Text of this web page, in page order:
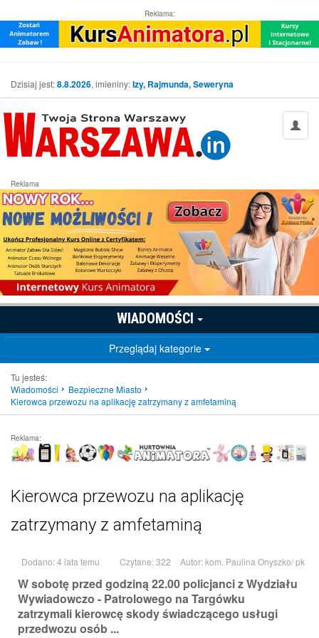
Reklama:
Dzisiaj jest:8.8.2026, imieniny:Izy, Rajmunda, Seweryna
Reklama
WIADOMOŚCI
Przeglądaj kategorie
Tu jesteś:
Wiadomości
Bezpieczne Miasto
Kierowca przewozu na aplikację zatrzymany z amfetaminą
Reklama:
Kierowca przewozu na aplikację
zatrzymany z amfetaminą
Dodano: 4 lata temu Czytane: 322 Autor:kom. Paulina Onyszko/ pk
W sobotę przed godziną 22.00 policjanci z Wydziału
Wywiadowczo - Patrolowego na Targówku
zatrzymali kierowcę skody świadczącego usługi
przedwozu osób ...